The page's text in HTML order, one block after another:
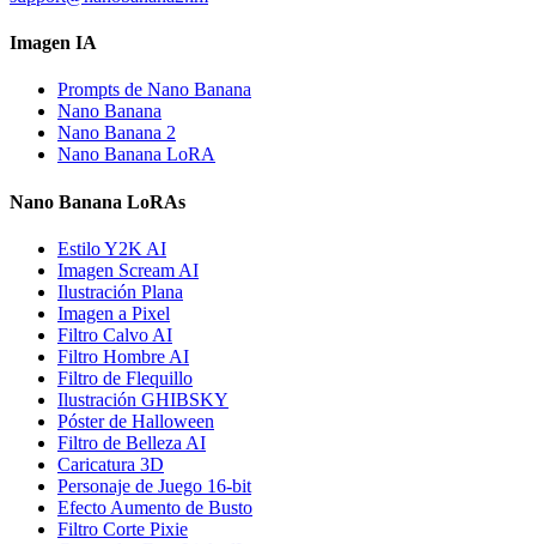
Imagen IA
Prompts de Nano Banana
Nano Banana
Nano Banana 2
Nano Banana LoRA
Nano Banana LoRAs
Estilo Y2K AI
Imagen Scream AI
Ilustración Plana
Imagen a Pixel
Filtro Calvo AI
Filtro Hombre AI
Filtro de Flequillo
Ilustración GHIBSKY
Póster de Halloween
Filtro de Belleza AI
Caricatura 3D
Personaje de Juego 16-bit
Efecto Aumento de Busto
Filtro Corte Pixie